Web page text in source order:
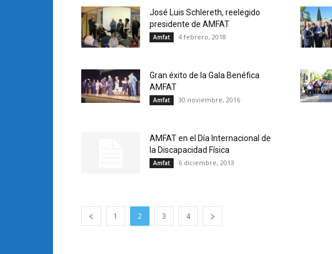
José Luis Schlereth, reelegido
presidente de AMFAT
Amfat 4 febrero, 2018
Gran éxito de la Gala Benéfica
AMFAT
Amfat 30 noviembre, 2016
AMFAT en el Día Internacional de
la Discapacidad Física
Amfat 6 diciembre, 2013
1 2 3 4